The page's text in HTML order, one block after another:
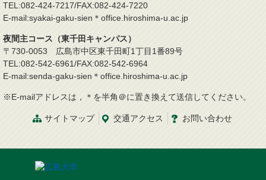
TEL:082-424-7217/FAX:082-424-7220
E-mail:syakai-gaku-sien＊office.hiroshima-u.ac.jp
夜間主コース（東千田キャンパス）
〒730-0053 広島市中区東千田町1丁目1番89号
TEL:082-542-6961/FAX:082-542-6964
E-mail:senda-gaku-sien＊office.hiroshima-u.ac.jp
※E-mailアドレスは，＊を半角＠に置き換えて送信してください。
サイトマップ 交通アクセス お問い合わせ